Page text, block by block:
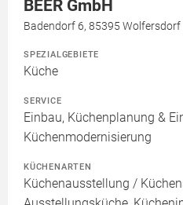
BEER GmbH
Badendorf 6, 85395
SPEZIALGEBIETE
Küche
SERVICE
Einbau, Küchenplanung &
Küchenmodernisierung
KÜCHENARTEN
Küchenausstellung /